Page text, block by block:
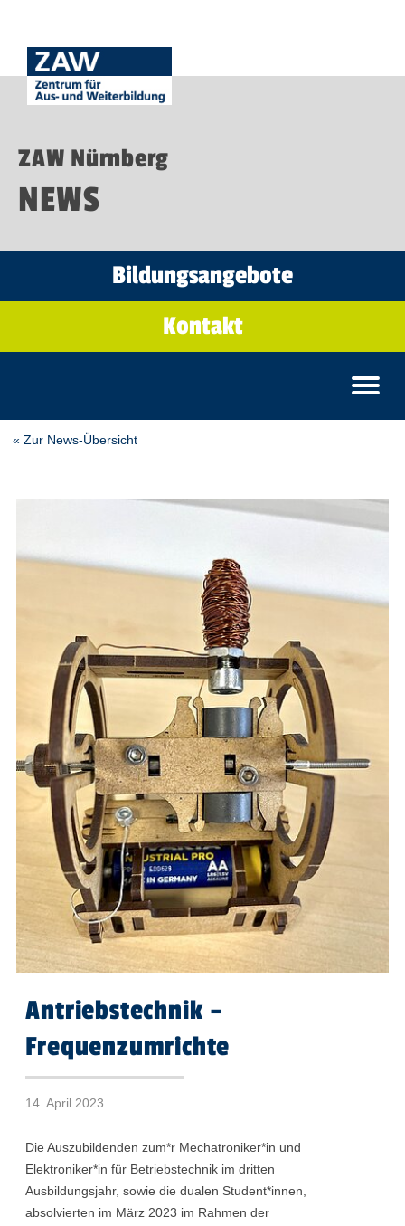
ZAW Nürnberg
NEWS
Bildungsangebote
Kontakt
« Zur News-Übersicht
Antriebstechnik –
Frequenzumrichte
14. April 2023
Die Auszubildenden zum*r Mechatroniker*in und
Elektroniker*in für Betriebstechnik im dritten
Ausbildungsjahr, sowie die dualen Student*innen,
absolvierten im März 2023 im Rahmen der